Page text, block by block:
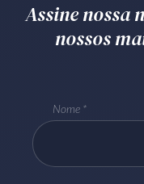
Assine nossa
nossos
Nome